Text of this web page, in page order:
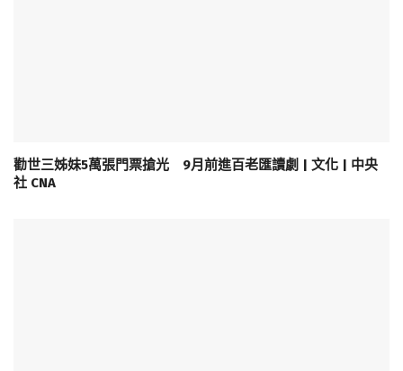
勸世三姊妹5萬張門票搶光 9月前進百老匯讀劇 | 文化 | 中央
社 CNA